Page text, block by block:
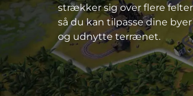
strækker sig over flere
så du kan tilpasse dine byer
og udnytte terrænet.